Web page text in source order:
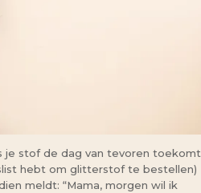
je stof de dag van tevoren toekomt
hebt om glitterstof te bestellen)
meldt: “Mama, morgen wil ik